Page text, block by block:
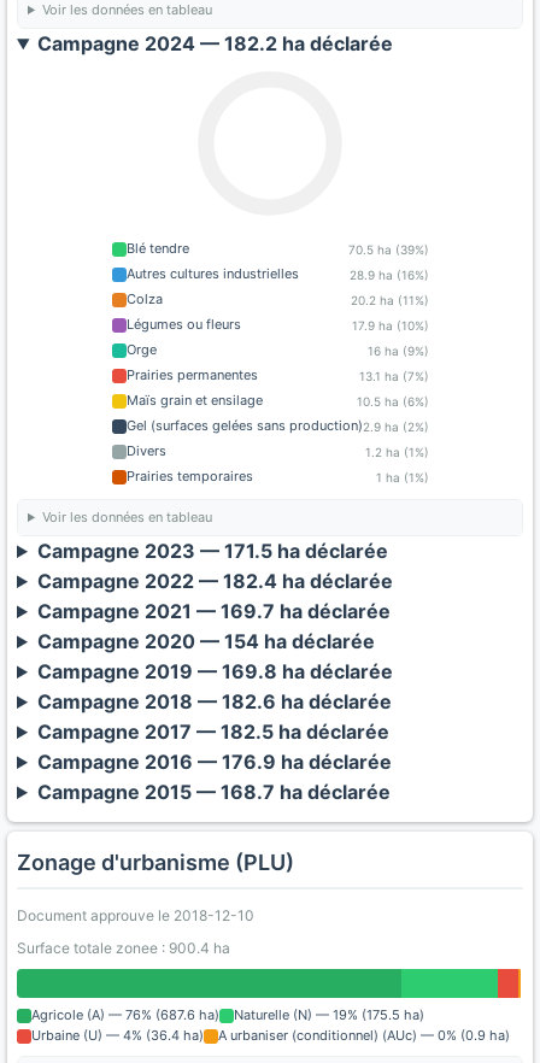
Voir les données en tableau
Campagne 2024 — 182.2 ha déclarée
Blé tendre 70.5 ha (39%)
Autres cultures industrielles 28.9 ha (16%)
Colza 20.2 ha (11%)
Légumes ou fleurs 17.9 ha (10%)
Orge 16 ha (9%)
Prairies permanentes 13.1 ha (7%)
Maïs grain et ensilage 10.5 ha (6%)
Gel (surfaces gelées sans production)2.9 ha (2%)
Divers 1.2 ha (1%)
Prairies temporaires 1 ha (1%)
Voir les données en tableau
Campagne 2023 — 171.5 ha déclarée
Campagne 2022 — 182.4 ha déclarée
Campagne 2021 — 169.7 ha déclarée
Campagne 2020 — 154 ha déclarée
Campagne 2019 — 169.8 ha déclarée
Campagne 2018 — 182.6 ha déclarée
Campagne 2017 — 182.5 ha déclarée
Campagne 2016 — 176.9 ha déclarée
Campagne 2015 — 168.7 ha déclarée
Zonage d'urbanisme (PLU)
Document approuve le 2018-12-10
Surface totale zonee : 900.4 ha
Agricole (A) — 76% (687.6 ha)
Naturelle (N) — 19% (175.5 ha)
Urbaine (U) — 4% (36.4 ha)
A urbaniser (conditionnel) (AUc) — 0% (0.9 ha)